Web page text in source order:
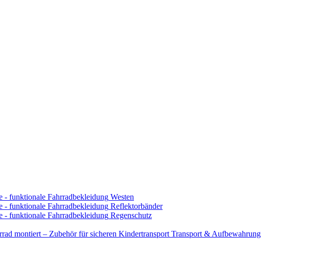
Westen
Reflektorbänder
Regenschutz
Transport & Aufbewahrung